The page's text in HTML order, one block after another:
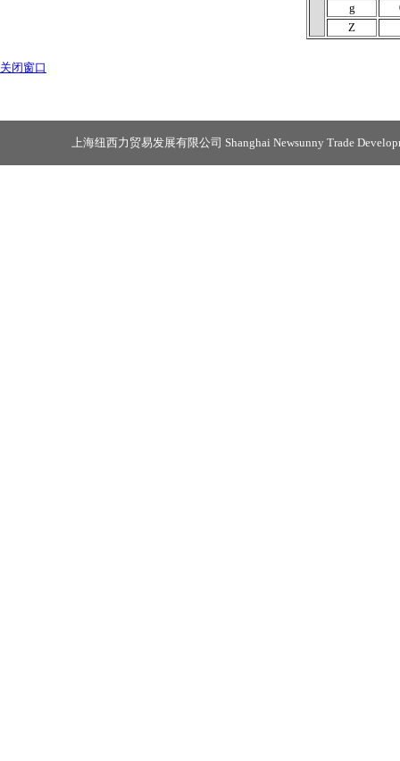
g
Z
关闭窗口
上海纽西力贸易发展有限公司 Shanghai Newsunny Trade